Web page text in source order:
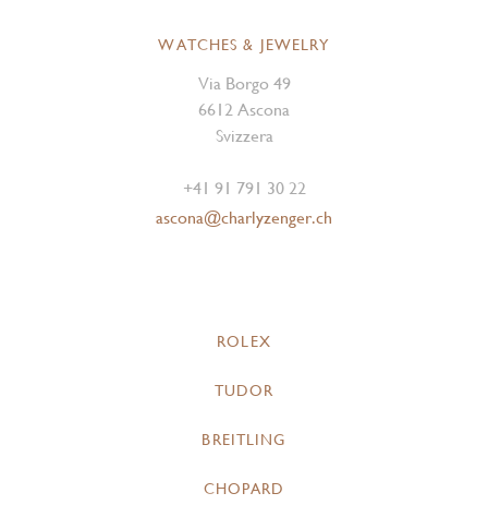
WATCHES & JEWELRY
Via Borgo 49
6612 Ascona
Svizzera
+41 91 791 30 22
ascona@charlyzenger.ch
ROLEX
TUDOR
BREITLING
CHOPARD